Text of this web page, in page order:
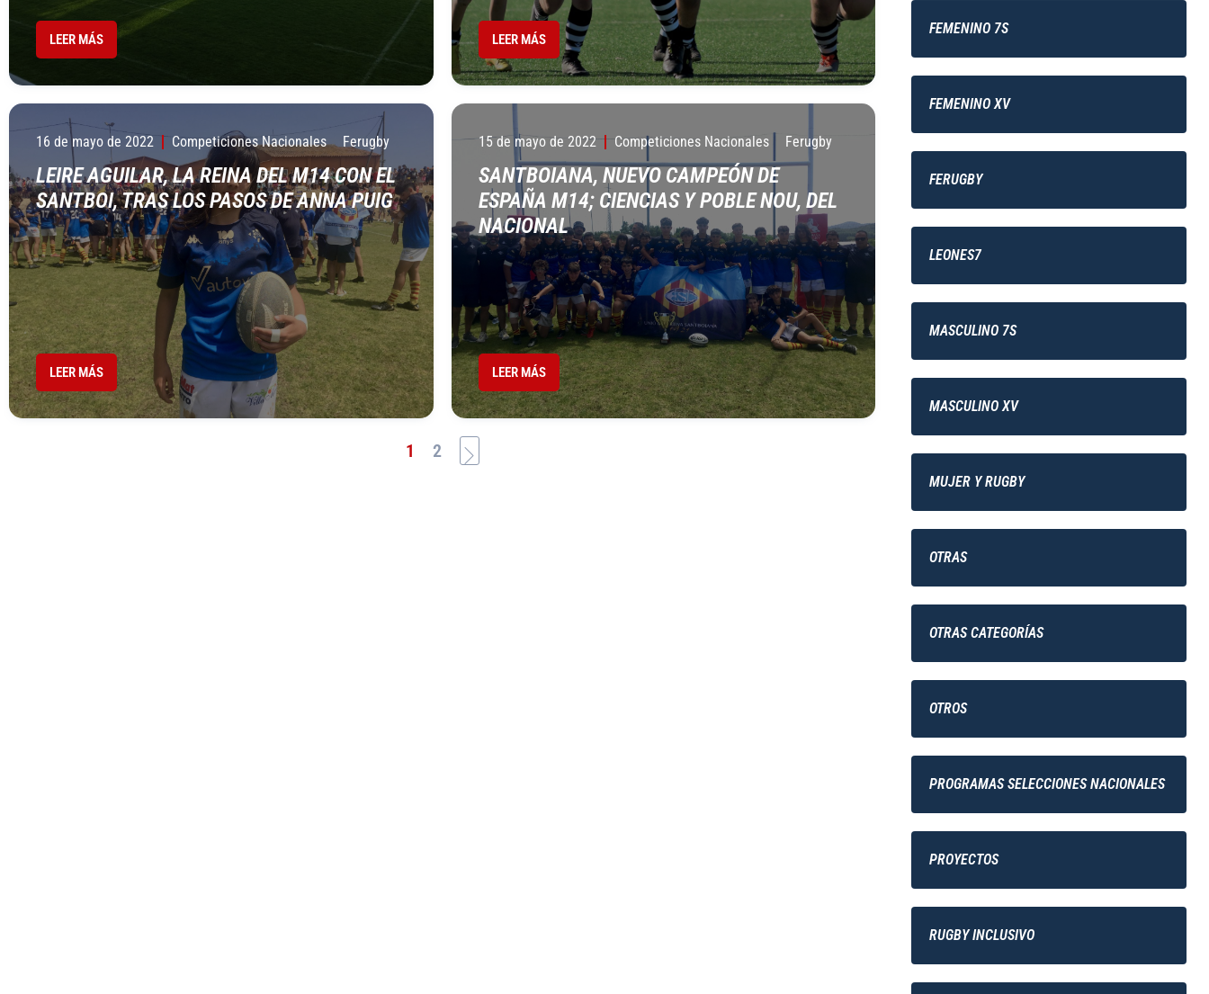
LEER MÁS LEER MÁS
16 de mayo de 2022 Competiciones Nacionales Ferugby
LEIRE AGUILAR, LA REINA DEL M14 CON EL
SANTBOI, TRAS LOS PASOS DE ANNA PUIG
LEER MÁS
15 de mayo de 2022 Competiciones Nacionales Ferugby
SANTBOIANA, NUEVO CAMPEÓN DE
ESPAÑA M14; CIENCIAS Y POBLE NOU, DEL
NACIONAL
LEER MÁS
1 2
FEMENINO 7S
FEMENINO XV
FERUGBY
LEONES7
MASCULINO 7S
MASCULINO XV
MUJER Y RUGBY
OTRAS
OTRAS CATEGORÍAS
OTROS
PROGRAMAS SELECCIONES NACIONALES
PROYECTOS
RUGBY INCLUSIVO